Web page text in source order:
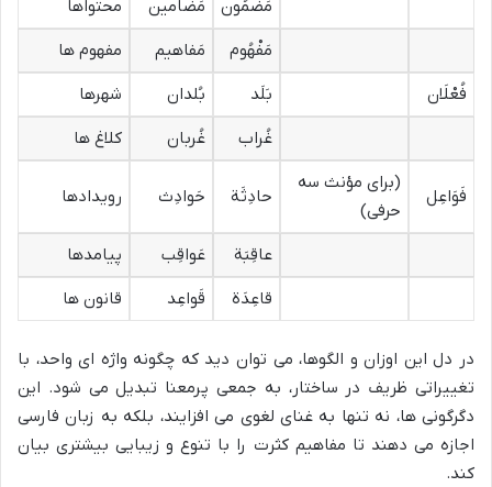
مَضْمُون
مَضامین
محتواها
مَفْهُوم
مَفاهیم
مفهوم ها
فُعْلَان
بَلَد بُلدان
شهرها
غُراب
غُربان کلاغ ها
فَوَاعِل
(برای مؤنث سه
حرفی)
حادِثَة حَوادِث رویدادها
عاقِبَة عَواقِب
پیامدها
قاعِدَة
قَواعِد قانون ها
در دل این اوزان و الگوها، می توان دید که چگونه واژه ای واحد، با
تغییراتی ظریف در ساختار، به جمعی پرمعنا تبدیل می شود. این
دگرگونی ها، نه تنها به غنای لغوی می افزایند، بلکه به زبان فارسی
اجازه می دهند تا مفاهیم کثرت را با تنوع و زیبایی بیشتری بیان
کند.